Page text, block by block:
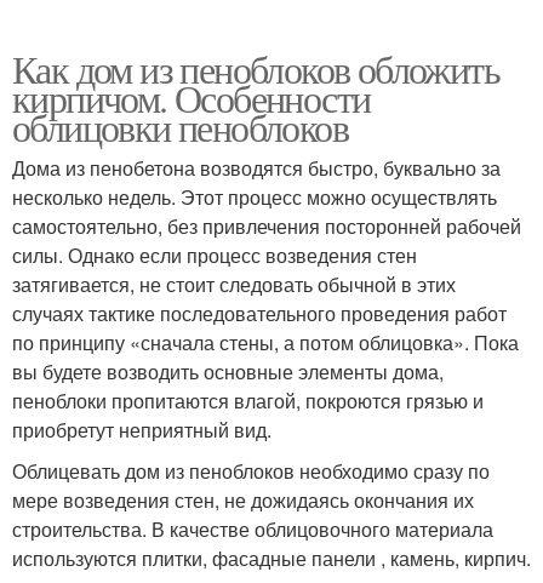
Как дом из пеноблоков обложить
кирпичом. Особенности
облицовки пеноблоков
Дома из пенобетона возводятся быстро, буквально за
несколько недель. Этот процесс можно осуществлять
самостоятельно, без привлечения посторонней рабочей
силы. Однако если процесс возведения стен
затягивается, не стоит следовать обычной в этих
случаях тактике последовательного проведения работ
по принципу «сначала стены, а потом облицовка». Пока
вы будете возводить основные элементы дома,
пеноблоки пропитаются влагой, покроются грязью и
приобретут неприятный вид.
Облицевать дом из пеноблоков необходимо сразу по
мере возведения стен, не дожидаясь окончания их
строительства. В качестве облицовочного материала
используются плитки, фасадные панели , камень, кирпич.